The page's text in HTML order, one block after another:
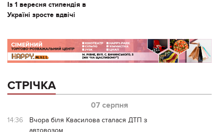
Із 1 вересня стипендія в
Україні зросте вдвічі
СТРІЧКА
07 серпня
14:36
Вчора біля Квасилова сталася ДТП з